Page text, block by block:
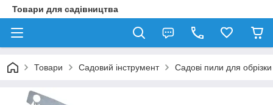
Товари для садівництва
Товари Садовий інструмент Садові пили для обрізки